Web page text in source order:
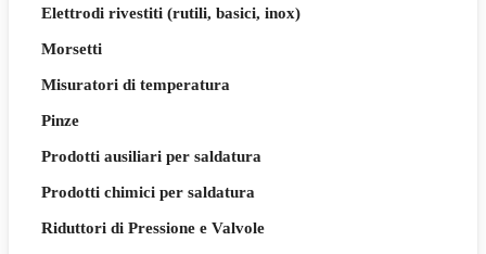
Elettrodi rivestiti (rutili, basici, inox)
Morsetti
Misuratori di temperatura
Pinze
Prodotti ausiliari per saldatura
Prodotti chimici per saldatura
Riduttori di Pressione e Valvole